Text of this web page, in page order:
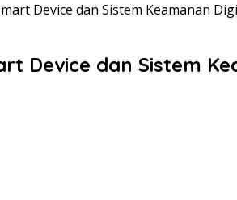
Device dan Sistem Keamanan
Device dan Sistem